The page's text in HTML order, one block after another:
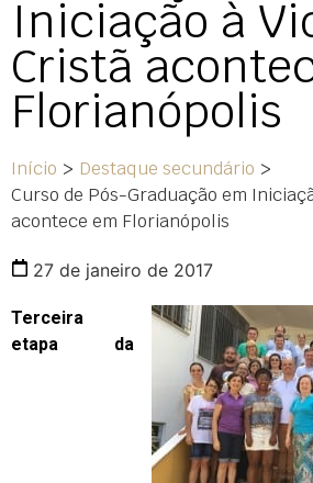
Iniciação à
Cristã
Florianópolis
Início > Destaque secundário >
Curso de Pós-Graduação em
acontece em Florianópolis
27 de janeiro de 2017
Terceira
etapa da